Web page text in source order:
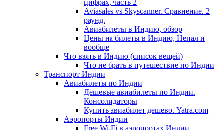
цифрах, часть 2
Aviasales vs Skyscanner. Сравнение. 2
раунд.
Авиабилеты в Индию, обзор
Цены на билеты в Индию, Непал и
вообще
Что взять в Индию (список вещей)
Что не брать в путешествие по Индии
Транспорт Индии
Авиабилеты по Индии
Дешевые авиабилеты по Индии.
Консолидаторы
Купить авиабилет дешево. Yatra.com
Аэропорты Индии
Free Wi-Fi в аэропортах Индии